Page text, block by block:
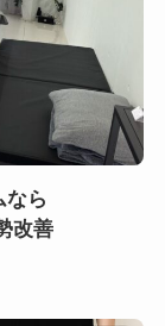
なら
改善